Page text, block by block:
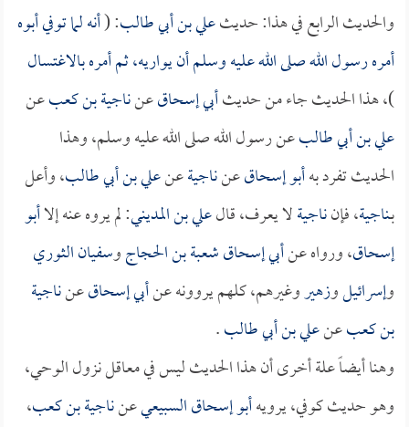
والحديث الرابع في هذا: حديثعلي بن أبي طالب: (أنه لما توفي أبوه
أمره رسول الله صلى الله عليه وسلم أن يواريه، ثم أمره بالاغتسال
)، هذا الحديث جاء من حديثأبي إسحاقعنناجية بن كعبعن
علي بن أبي طالبعن رسول الله صلى الله عليه وسلم، وهذا
الحديث تفرد بهأبو إسحاقعنناجيةعنعلي بن أبي طالب، وأعل
بـناجية، فإنناجيةلا يعرف، قالعلي بن المديني: لم يروه عنه إلاأبو
إسحاق، ورواه عنأبي إسحاقشعبة بن الحجاجوسفيان الثوري
وإسرائيلوزهيروغيرهم، كلهم يروونه عنأبي إسحاقعنناجية
بن كعبعنعلي بن أبي طالب.
وهنا أيضاً علة أخرى أن هذا الحديث ليس في معاقل نزول الوحي،
وهو حديث كوفي، يرويهأبو إسحاق السبيعيعنناجية بن كعب،